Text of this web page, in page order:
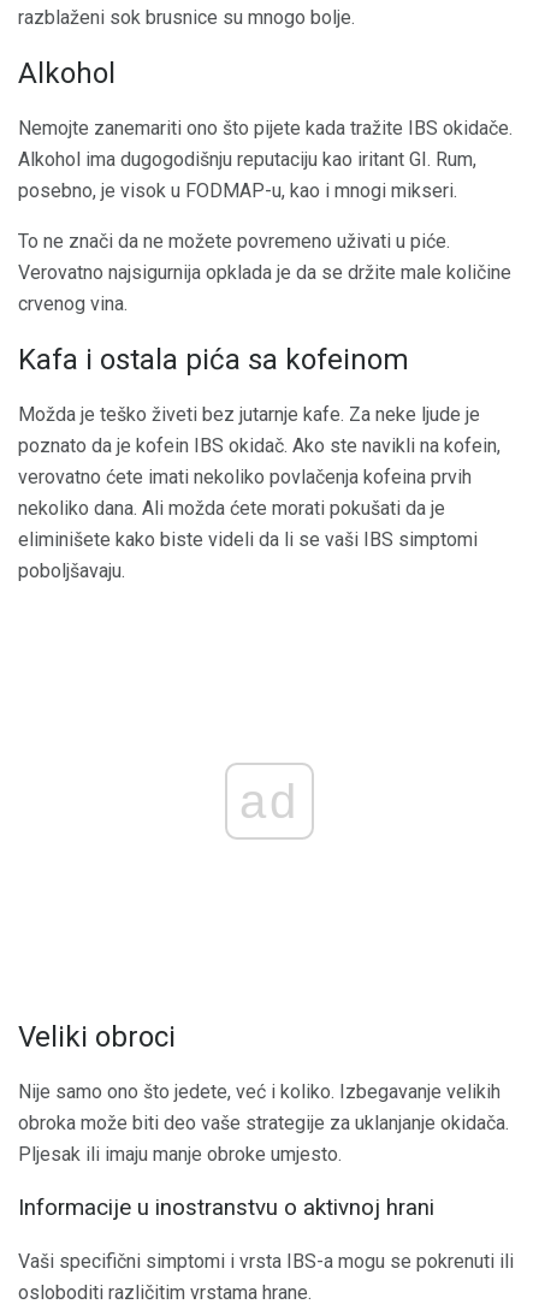
razblaženi sok brusnice su mnogo bolje.
Alkohol
Nemojte zanemariti ono što pijete kada tražite IBS okidače.
Alkohol ima dugogodišnju reputaciju kao iritant GI. Rum,
posebno, je visok u FODMAP-u, kao i mnogi mikseri.
To ne znači da ne možete povremeno uživati ​​u piće.
Verovatno najsigurnija opklada je da se držite male količine
crvenog vina.
Kafa i ostala pića sa kofeinom
Možda je teško živeti bez jutarnje kafe. Za neke ljude je
poznato da je kofein IBS okidač. Ako ste navikli na kofein,
verovatno ćete imati nekoliko povlačenja kofeina prvih
nekoliko dana. Ali možda ćete morati pokušati da je
eliminišete kako biste videli da li se vaši IBS simptomi
poboljšavaju.
ad
Veliki obroci
Nije samo ono što jedete, već i koliko. Izbegavanje velikih
obroka može biti deo vaše strategije za uklanjanje okidača.
Pljesak ili imaju manje obroke umjesto.
Informacije u inostranstvu o aktivnoj hrani
Vaši specifični simptomi i vrsta IBS-a mogu se pokrenuti ili
osloboditi različitim vrstama hrane.